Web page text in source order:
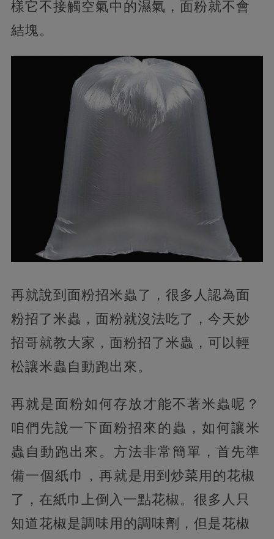
樣它不接觸空氣中的濕氣，面粉就不會
結塊。
再就說到面粉招米蟲了，很多人認為面
粉招了米蟲，面粉就沒法吃了，今天妙
招哥就教大家，面粉招了米蟲，可以輕
松讓米蟲自動跑出來。
再就是面粉如何存放才能不著米蟲呢？
咱們先說一下面粉招來的蟲，如何讓米
蟲自動跑出來。方法非常簡單，首先準
備一個紙巾，再就是用到炒菜用的花椒
了，在紙巾上倒入一點花椒。很多人只
知道花椒是調味用的調味劑，但是花椒